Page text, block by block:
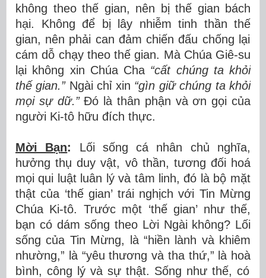
không theo thế gian, nên bị thế gian bách
hại. Không để bị lây nhiễm tinh thần thế
gian, nên phải can đảm chiếnđấu chống l ại
cám dỗ chạy theo thế gian. Mà Chúa Giê-su
ại không xin Chúa Cha “cất chúng ta khỏi
thế gian.”Ngài chỉxin “gìn giữchúng ta khỏi
mọi sựdữ.” Đó là thân phận vàơn gọi của
người Ki-tô hữu đích thực.
Mời Bạn: Lối sống cá nhân chủ nghĩa,
hưởng thụ duy vật, vôthần, tương đối hoá
mọi qui luật luân lý và tâm linh,đó àbộ mặt
thật của ‘thếgian’trái nghịch với Tin Mừng
Chúa Ki-tô. Trước một ‘thếgian’nhưthế,
bạn códám sống theo Lời Ngài không? Lối
sống của Tin Mừng, l à “hiền lành vàkhiêm
nhường,” à “yêu thương và tha thứ,” là hoà
bình, công l ý và sự thật. Sống như thế, có